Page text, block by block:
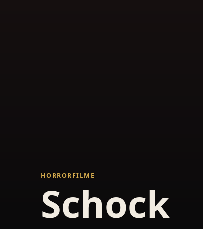
HORRORFILME
Schock